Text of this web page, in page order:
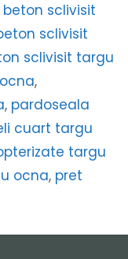
beton sclivisit
sclivisit
sclivisit targu
,
, pardoseala
cuart targu
targu
ocna, pret